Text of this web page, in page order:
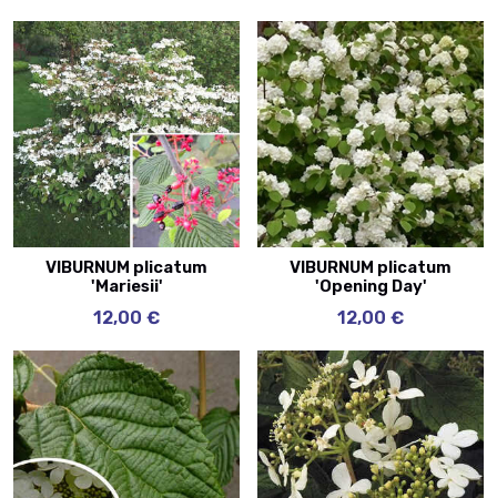
VIBURNUM plicatum
'Mariesii'
12,00 €
VIBURNUM plicatum
'Opening Day'
12,00 €